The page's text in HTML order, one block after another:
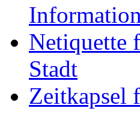
Netiquette
Stadt
Zeitkapsel